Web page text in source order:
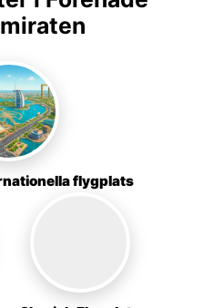
flygplats